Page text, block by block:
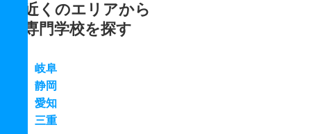
近くのエリアから
専門学校を探す
岐阜
静岡
愛知
三重